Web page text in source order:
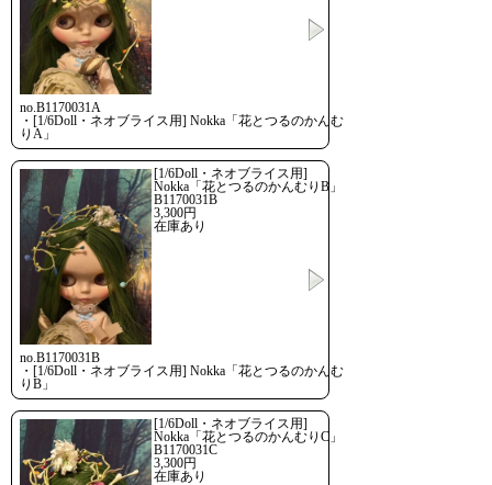
no.B1170031A
・[1/6Doll・ネオブライス用] Nokka「花とつるのかんむ
りA」
[1/6Doll・ネオブライス用]
Nokka「花とつるのかんむりB」
B1170031B
3,300円
在庫あり
no.B1170031B
・[1/6Doll・ネオブライス用] Nokka「花とつるのかんむ
りB」
[1/6Doll・ネオブライス用]
Nokka「花とつるのかんむりC」
B1170031C
3,300円
在庫あり